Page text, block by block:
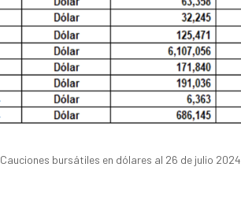
Cauciones bursátiles en dólares al 26 de julio 2024